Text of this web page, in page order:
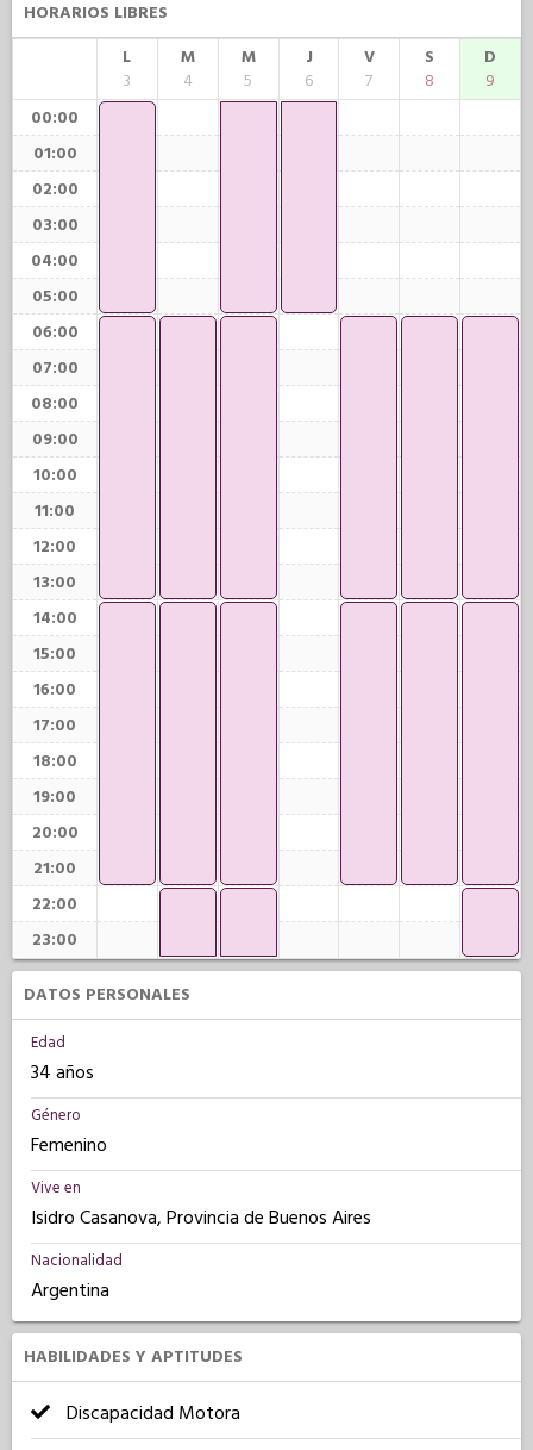
HORARIOS LIBRES
L
3
M
4
M
5
J
6
V
7
S
8
D
9
00:00
01:00
02:00
03:00
04:00
05:00
06:00
07:00
08:00
09:00
10:00
11:00
12:00
13:00
14:00
15:00
16:00
17:00
18:00
19:00
20:00
21:00
22:00
23:00
DATOS PERSONALES
Edad
34 años
Género
Femenino
Vive en
Isidro Casanova, Provincia de Buenos Aires
Nacionalidad
Argentina
HABILIDADES Y APTITUDES
Discapacidad Motora